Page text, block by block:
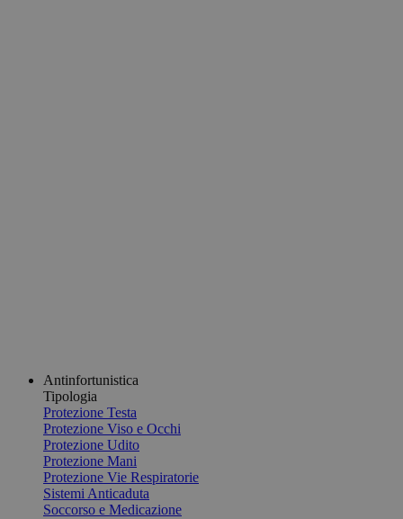
Antinfortunistica
Tipologia
Protezione Testa
Protezione Viso e Occhi
Protezione Udito
Protezione Mani
Protezione Vie Respiratorie
Sistemi Anticaduta
Soccorso e Medicazione